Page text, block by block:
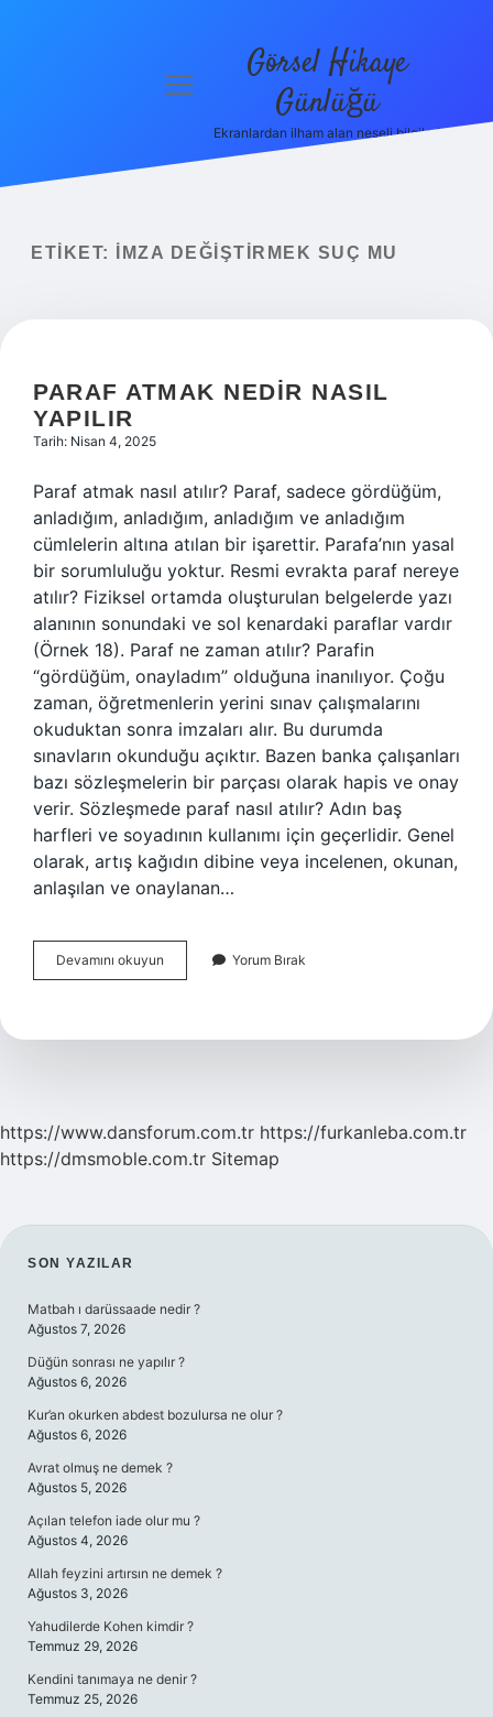
menüyü
Görsel Hikaye
Günlüğü
Ekranlardan ilham alan neşeli bilgiler!
ETIKET: İMZA DEĞIŞTIRMEK SUÇ MU
PARAF ATMAK NEDIR NASIL
YAPILIR
Tarih: Nisan 4, 2025
Paraf atmak nasıl atılır? Paraf, sadece gördüğüm,
anladığım, anladığım, anladığım ve anladığım
cümlelerin altına atılan bir işarettir. Parafa’nın yasal
bir sorumluluğu yoktur. Resmi evrakta paraf nereye
atılır? Fiziksel ortamda oluşturulan belgelerde yazı
alanının sonundaki ve sol kenardaki paraflar vardır
(Örnek 18). Paraf ne zaman atılır? Parafin
“gördüğüm, onayladım” olduğuna inanılıyor. Çoğu
zaman, öğretmenlerin yerini sınav çalışmalarını
okuduktan sonra imzaları alır. Bu durumda
sınavların okunduğu açıktır. Bazen banka çalışanları
bazı sözleşmelerin bir parçası olarak hapis ve onay
verir. Sözleşmede paraf nasıl atılır? Adın baş
harfleri ve soyadının kullanımı için geçerlidir. Genel
olarak, artış kağıdın dibine veya incelenen, okunan,
anlaşılan ve onaylanan…
Devamını okuyun
Atmak
Yapılır
Yorum Bırak
https://www.dansforum.com.tr https://furkanleba.com.tr
https://dmsmoble.com.tr Sitemap
SIDEBAR
SON YAZILAR
Matbah ı darüssaade nedir ?
Ağustos 7, 2026
Düğün sonrası ne yapılır ?
Ağustos 6, 2026
Kur’an okurken abdest bozulursa ne olur ?
Ağustos 6, 2026
Avrat olmuş ne demek ?
Ağustos 5, 2026
Açılan telefon iade olur mu ?
Ağustos 4, 2026
Allah feyzini artırsın ne demek ?
Ağustos 3, 2026
Yahudilerde Kohen kimdir ?
Temmuz 29, 2026
Kendini tanımaya ne denir ?
Temmuz 25, 2026